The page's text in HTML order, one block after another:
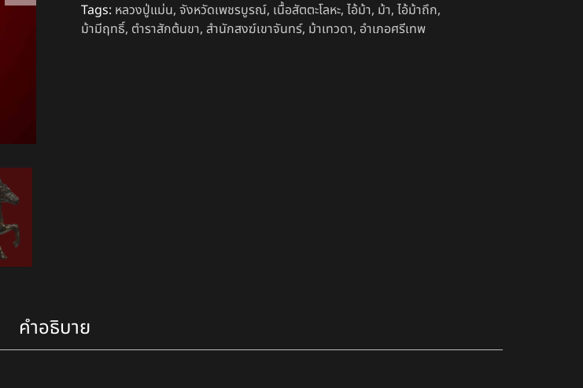
Tags: หลวงปู่แม่น,จังหวัดเพชรบูรณ์, เนื้อสัตตะโลหะ,ไอ้ม้า, ม้า,ไอ้ม้าถึก,
ม้ามีฤทธิ์, ตำราสักต้นขา,สำนักสงฆ์เขาจันทร์, ม้าเทวดา, อำเภอศรีเทพ
คำอธิบาย